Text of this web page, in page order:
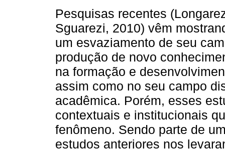
Pesquisas recentes
Sguarezi, 2010) vêm
um esvaziamento de seu
produção de novo
na formação e
assim como no seu campo
acadêmica. Porém, esses
contextuais e institucionais
fenômeno. Sendo parte de
estudos anteriores nos